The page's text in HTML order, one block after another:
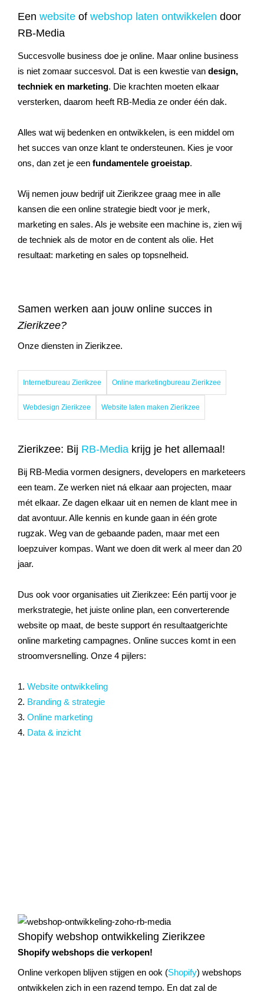
Een website of webshop laten ontwikkelen door
RB-Media
Succesvolle business doe je online. Maar online business
is niet zomaar succesvol. Dat is een kwestie van design,
techniek en marketing. Die krachten moeten elkaar
versterken, daarom heeft RB-Media ze onder één dak.
Alles wat wij bedenken en ontwikkelen, is een middel om
het succes van onze klant te ondersteunen. Kies je voor
ons, dan zet je een fundamentele groeistap.
Wij nemen jouw bedrijf uit Zierikzee graag mee in alle
kansen die een online strategie biedt voor je merk,
marketing en sales. Als je website een machine is, zien wij
de techniek als de motor en de content als olie. Het
resultaat: marketing en sales op topsnelheid.
Samen werken aan jouw online succes in
Zierikzee?
Onze diensten in Zierikzee.
Internetbureau Zierikzee Online marketingbureau Zierikzee
Webdesign Zierikzee Website laten maken Zierikzee
Zierikzee: Bij RB-Media krijg je het allemaal!
Bij RB-Media vormen designers, developers en marketeers
een team. Ze werken niet ná elkaar aan projecten, maar
mét elkaar. Ze dagen elkaar uit en nemen de klant mee in
dat avontuur. Alle kennis en kunde gaan in één grote
rugzak. Weg van de gebaande paden, maar met een
loepzuiver kompas. Want we doen dit werk al meer dan 20
jaar.
Dus ook voor organisaties uit Zierikzee: Eén partij voor je
merkstrategie, het juiste online plan, een converterende
website op maat, de beste support én resultaatgerichte
online marketing campagnes. Online succes komt in een
stroomversnelling. Onze 4 pijlers:
1. Website ontwikkeling
2. Branding & strategie
3. Online marketing
4. Data & inzicht
Shopify webshop ontwikkeling Zierikzee
Shopify webshops die verkopen!
Online verkopen blijven stijgen en ook (Shopify) webshops
ontwikkelen zich in een razend tempo. En dat zal de